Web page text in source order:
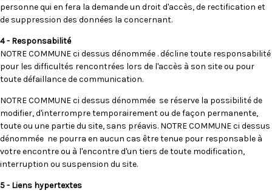
personne qui en fera la demande un droit d'accès, de rectification et
de suppression des données la concernant.
4 - Responsabilité
NOTRE COMMUNE ci dessus dénommée . décline toute responsabilité
pour les difficultés rencontrées lors de l'accès à son site ou pour
toute défaillance de communication.
NOTRE COMMUNE ci dessus dénommée se réserve la possibilité de
modifier, d'interrompre temporairement ou de façon permanente,
toute ou une partie du site, sans préavis. NOTRE COMMUNE ci dessus
dénommée ne pourra en aucun cas être tenue pour responsable à
votre encontre ou à l'encontre d'un tiers de toute modification,
interruption ou suspension du site.
5 - Liens hypertextes